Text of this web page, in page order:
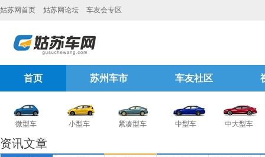
姑苏网首页 姑苏网论坛 车友会专区
首页 苏州车市 车友社区
微型车 小型车 紧凑型车 中型车 中大型车
资讯文章